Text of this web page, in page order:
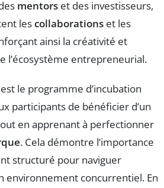
mentors et des investisseurs,
lescollaborations et les
ainsi la créativité et
l’écosystème entrepreneurial.
le programme d’incubation
participants de bénéficier d’un
en apprenant à perfectionner
. Cela démontre l’importance
structuré pour naviguer
environnement concurrentiel. En